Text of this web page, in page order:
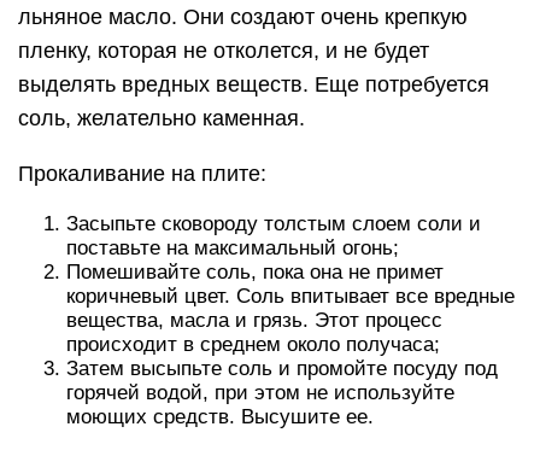
льняное масло. Они создают очень крепкую
пленку, которая не отколется, и не будет
выделять вредных веществ. Еще потребуется
соль, желательно каменная.
Прокаливание на плите:
Засыпьте сковороду толстым слоем соли и
поставьте на максимальный огонь;
Помешивайте соль, пока она не примет
коричневый цвет. Соль впитывает все вредные
вещества, масла и грязь. Этот процесс
происходит в среднем около получаса;
Затем высыпьте соль и промойте посуду под
горячей водой, при этом не используйте
моющих средств. Высушите ее.